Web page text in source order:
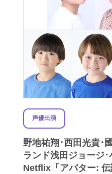
声優出演
野地祐翔･西田光貴･
ランド浅田ジョージ
Netflix「アバター: